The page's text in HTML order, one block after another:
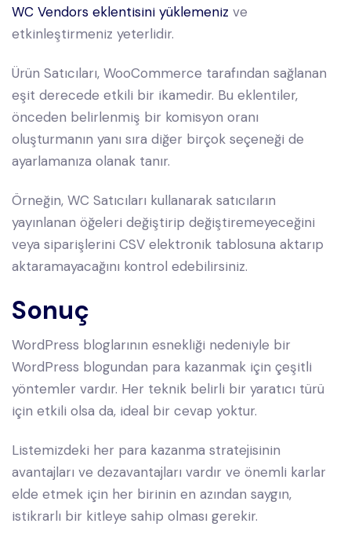
WC Vendors eklentisini yüklemeniz ve
etkinleştirmeniz yeterlidir.
Ürün Satıcıları, WooCommerce tarafından sağlanan
eşit derecede etkili bir ikamedir. Bu eklentiler,
önceden belirlenmiş bir komisyon oranı
oluşturmanın yanı sıra diğer birçok seçeneği de
ayarlamanıza olanak tanır.
Örneğin, WC Satıcıları kullanarak satıcıların
yayınlanan öğeleri değiştirip değiştiremeyeceğini
veya siparişlerini CSV elektronik tablosuna aktarıp
aktaramayacağını kontrol edebilirsiniz.
Sonuç
WordPress bloglarının esnekliği nedeniyle bir
WordPress blogundan para kazanmak için çeşitli
yöntemler vardır. Her teknik belirli bir yaratıcı türü
için etkili olsa da, ideal bir cevap yoktur.
Listemizdeki her para kazanma stratejisinin
avantajları ve dezavantajları vardır ve önemli karlar
elde etmek için her birinin en azından saygın,
istikrarlı bir kitleye sahip olması gerekir.